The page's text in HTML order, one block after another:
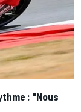
: "Nous